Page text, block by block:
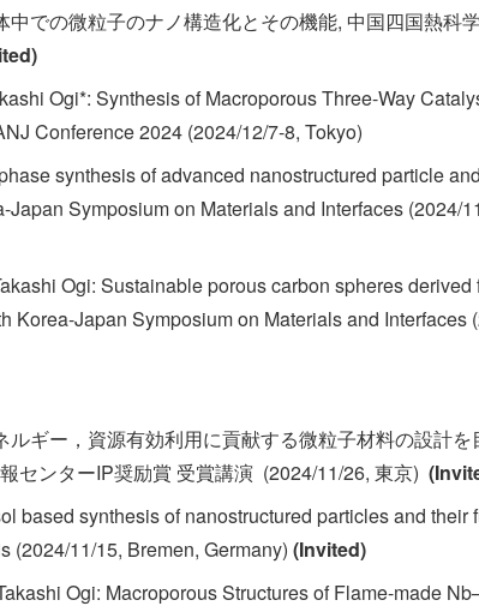
での微粒子のナノ構造化とその機能, 中国四国熱科
Ogi*: Synthesis of Macroporous Three-Way
Conference 2024 (2024/12/7-8, Tokyo)
synthesis of advanced nanostructured particle
Symposium on Materials and Interfaces (2024/
Ogi: Sustainable porous carbon spheres
Korea-Japan Symposium on Materials and Interfaces
ギー，資源有効利用に貢献する微粒子材料の設計を
センターIP奨励賞 受賞講演 (2024/11/26, 東京)
based synthesis of nanostructured particles and their
(2024/11/15, Bremen, Germany) (Invited)
Ogi: Macroporous Structures of Flame-made